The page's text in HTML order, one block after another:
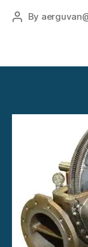
Post
By